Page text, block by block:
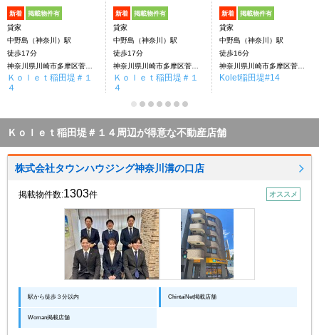
新着 掲載物件有
貸家
中野島（神奈川）駅
徒歩17分
Ｋｏｌｅｔ稲田堤＃１
４
新着 掲載物件有
貸家
中野島（神奈川）駅
徒歩17分
Ｋｏｌｅｔ稲田堤＃１
４
新着 掲載物件有
貸家
中野島（神奈川）駅
徒歩16分
Kolet稲田堤#14
Ｋｏｌｅｔ稲田堤＃１４周辺が得意な不動産店舗
株式会社タウンハウジング神奈川溝の口店
掲載物件数:1303件 オススメ
駅から徒歩３分以内 ChintaiNet掲載店舗
Woman掲載店舗